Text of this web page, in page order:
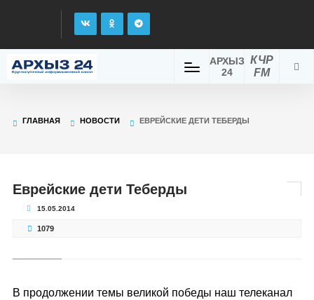
КЧР
FM
АРХЫЗ
24
ГЛАВНАЯ НОВОСТИ ЕВРЕЙСКИЕ ДЕТИ ТЕБЕРДЫ
Еврейские дети Теберды
15.05.2014
1079
В продолжении темы великой победы наш телеканал